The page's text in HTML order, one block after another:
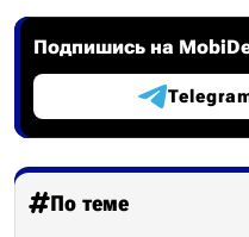
Подпишись на
По теме